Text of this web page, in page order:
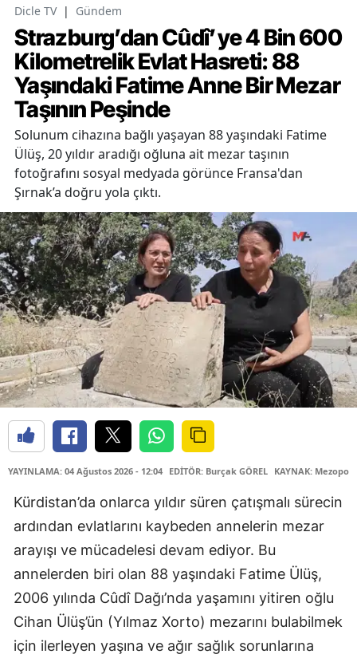
Dicle TV | Gündem
Strazburg’dan Cûdî’ye 4 Bin 600
Kilometrelik Evlat Hasreti: 88
Yaşındaki Fatime Anne Bir Mezar
Taşının Peşinde
Solunum cihazına bağlı yaşayan 88 yaşındaki Fatime
Ülüş, 20 yıldır aradığı oğluna ait mezar taşının
fotoğrafını sosyal medyada görünce Fransa'dan
Şırnak’a doğru yola çıktı.
YAYINLAMA: 04 Ağustos 2026 - 12:04 EDİTÖR: Burçak GÖREL KAYNAK:
Kürdistan’da onlarca yıldır süren çatışmalı sürecin
ardından evlatlarını kaybeden annelerin mezar
arayışı ve mücadelesi devam ediyor. Bu
annelerden biri olan 88 yaşındaki Fatime Ülüş,
2006 yılında Cûdî Dağı’nda yaşamını yitiren oğlu
Cihan Ülüş’ün (Yılmaz Xorto) mezarını bulabilmek
için ilerleyen yaşına ve ağır sağlık sorunlarına